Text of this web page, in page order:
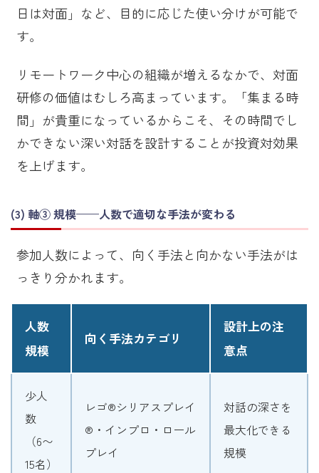
日は対面」など、目的に応じた使い分けが可能で
す。
リモートワーク中心の組織が増えるなかで、対面
研修の価値はむしろ高まっています。「集まる時
間」が貴重になっているからこそ、その時間でし
かできない深い対話を設計することが投資対効果
を上げます。
軸③ 規模——人数で適切な手法が変わる
参加人数によって、向く手法と向かない手法がは
っきり分かれます。
人数
規模
向く手法カテゴリ
設計上の注
意点
少人
数
（6〜
15名）
レゴ®シリアスプレイ
®・インプロ・ロール
プレイ
対話の深さを
最大化できる
規模